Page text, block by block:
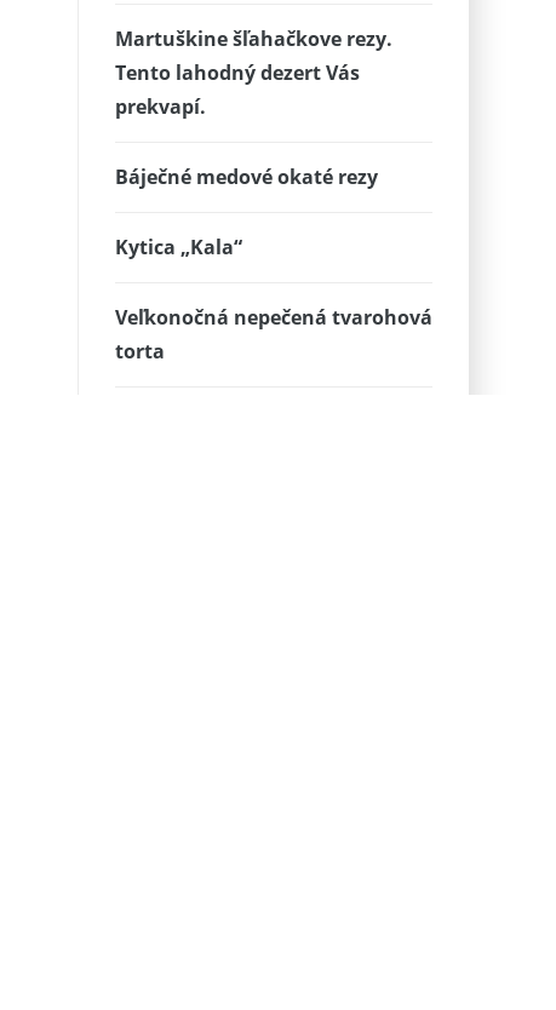
Martuškine šľahačkove rezy.
Tento lahodný dezert Vás
prekvapí.
Báječné medové okaté rezy
Kytica „Kala“
Veľkonočná nepečená tvarohová
torta